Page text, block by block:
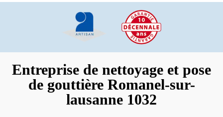
Entreprise de nettoyage et pose
de gouttière Romanel-sur-
lausanne 1032